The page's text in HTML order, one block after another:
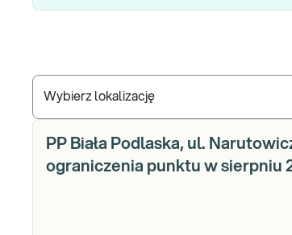
Wybierz lokalizację
PP Biała Podlaska, ul.
ograniczenia punktu w sierpniu